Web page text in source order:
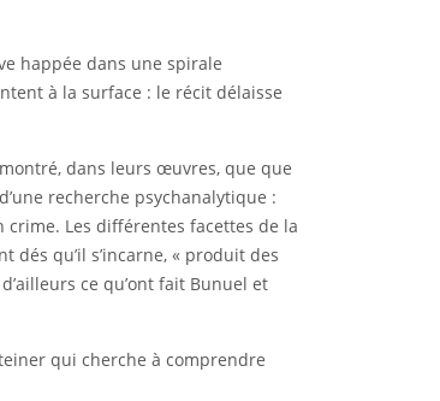
happée dans une spirale
à la surface : le récit délaisse
dans leurs œuvres, que que
recherche psychanalytique :
crime. Les différentes facettes de la
dés qu’il s’incarne, « produit des
ce qu’ont fait Bunuel et
qui cherche à comprendre